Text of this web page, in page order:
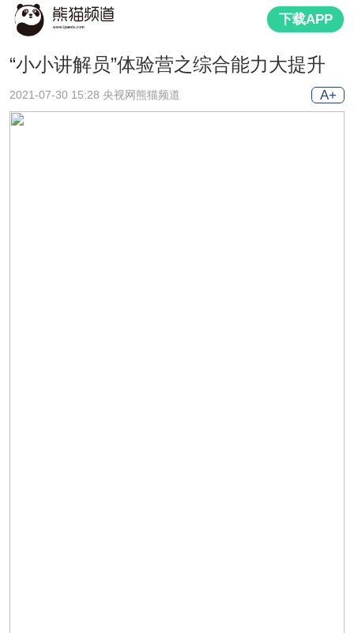
下载APP
“小小讲解员”体验营之综合能力大提升
2021-07-30 15:28 央视网熊猫频道 A+